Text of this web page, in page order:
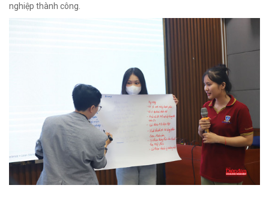
nghiệp thành công.